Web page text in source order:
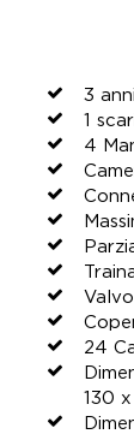
3
1
4
24
130